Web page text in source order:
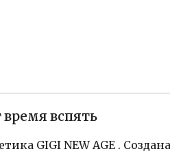
вспять
GIGI NEW AGE .